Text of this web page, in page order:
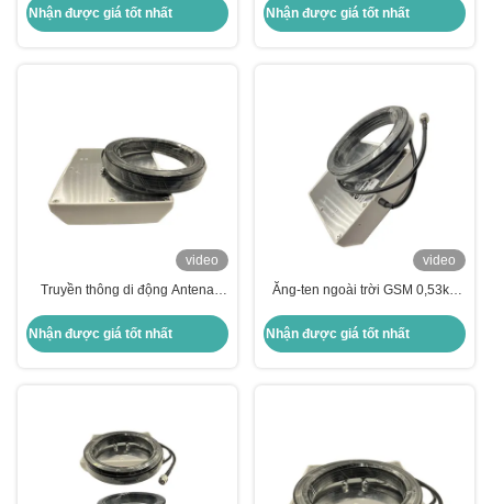
Gsm Dễ dàng cài đặt
Nhận được giá tốt nhất
dàng cài đặt Tín hiệu tốt
Nhận được giá tốt nhất
video
Truyền thông di động Antena
Mount Kit không thấm nước
Nhận được giá tốt nhất
video
Ăng-ten ngoài trời GSM 0,53kg
phủ sóng rộng Truyền thông di
Nhận được giá tốt nhất